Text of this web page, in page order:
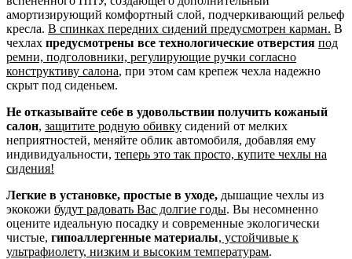
амортизирующий комфортный слой, подчеркивающий рельеф
кресла. В спинках передних сидений предусмотрен карман. В
чехлах предусмотрены все технологические отверстия под
ремни, подголовники, регулирующие ручки согласно
конструктиву салона, при этом сам крепеж чехла надежно
скрыт под сиденьем.
Не отказывайте себе в удовольствии получить кожаный
салон, защитите родную обивку сидений от мелких
неприятностей, меняйте облик автомобиля, добавляя ему
индивидуальности, теперь это так просто, купите чехлы на
сидения!
Легкие в установке, простые в уходе, дышащие чехлы из
экокожи будут радовать Вас долгие годы. Вы несомненно
оцените идеальную посадку и современные экологически
чистые, гипоаллергенные материалы, устойчивые к
ультрафиолету, низким и высоким температурам.